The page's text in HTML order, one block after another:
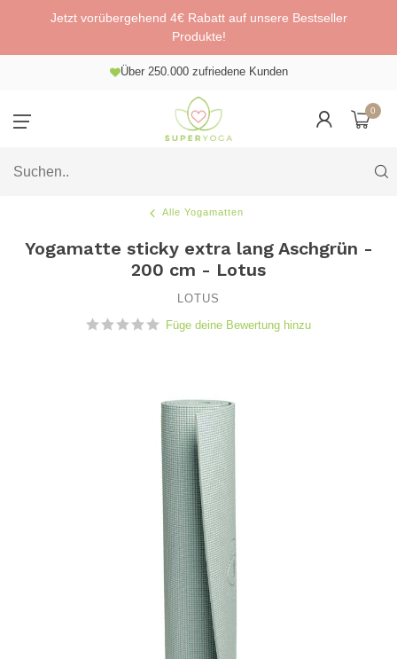
Jetzt vorübergehend 4€ Rabatt auf unsere Bestseller
Produkte!
Über 250.000 zufriedene Kunden
0
Alle Yogamatten
Yogamatte sticky extra lang Aschgrün -
200 cm - Lotus
LOTUS
Füge deine Bewertung hinzu